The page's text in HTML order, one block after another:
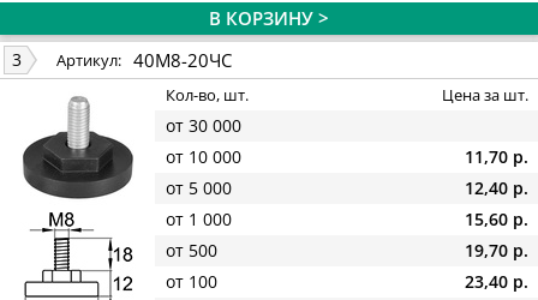
В КОРЗИНУ >
3 Артикул: 40М8-20ЧС
Кол-во, шт. Цена за шт.
от 30 000
от 10 000
11,70 р.
от 5 000
12,40 р.
от 1 000
15,60 р.
от 500
19,70 р.
от 100
23,40 р.